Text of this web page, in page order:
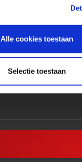
Alle cookies toestaan
Selectie toestaan